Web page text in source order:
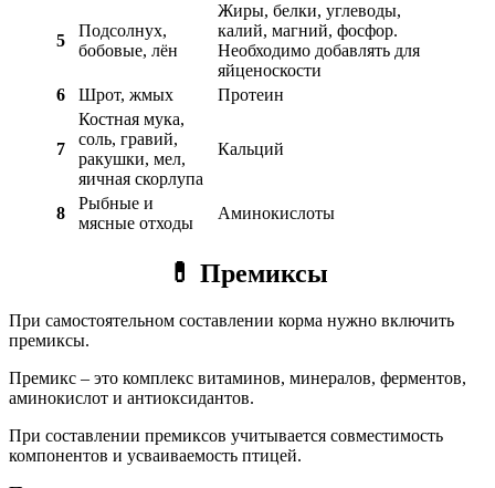
5
Подсолнух,
бобовые, лён
Жиры, белки, углеводы,
калий, магний, фосфор.
Необходимо добавлять для
яйценоскости
6
Шрот, жмых Протеин
7
Костная мука,
соль, гравий,
ракушки, мел,
яичная скорлупа
Кальций
8
Рыбные и
мясные отходы
Аминокислоты
💊 Премиксы
При самостоятельном составлении корма нужно включить
премиксы.
Премикс – это комплекс витаминов, минералов, ферментов,
аминокислот и антиоксидантов.
При составлении премиксов учитывается совместимость
компонентов и усваиваемость птицей.